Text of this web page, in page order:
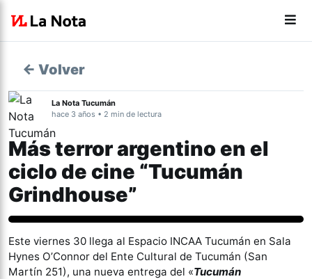
← Volver
La Nota Tucumán
hace 3 años • 2 min de lectura
Más terror argentino en el
ciclo de cine “Tucumán
Grindhouse”
Cine
Este viernes 30 llega al Espacio INCAA Tucumán en Sala
Hynes O’Connor del Ente Cultural de Tucumán (San
Martín 251), una nueva entrega del «Tucumán